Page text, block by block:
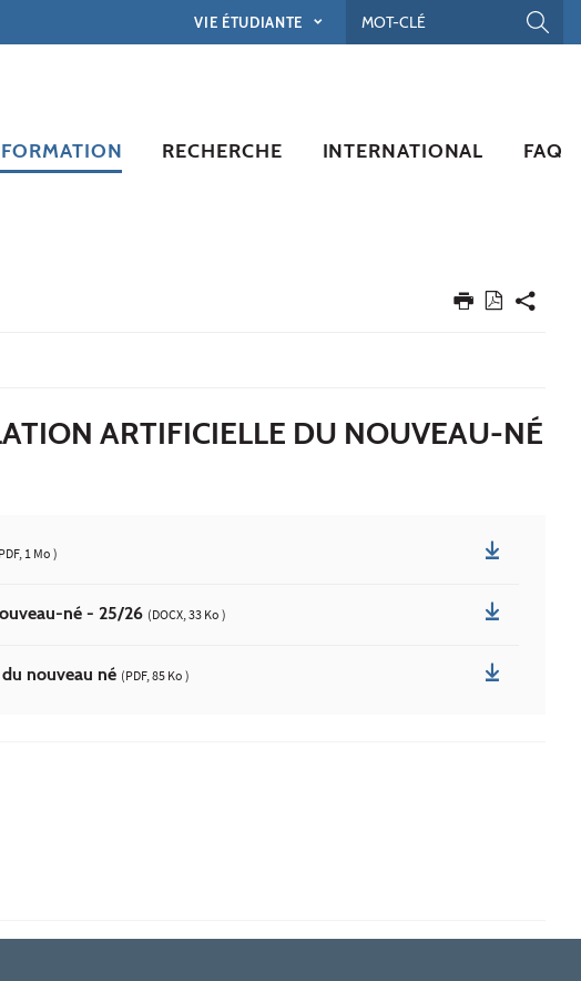
VIE ÉTUDIANTE
FORMATION RECHERCHE INTERNATIONAL FAQ
ARTIFICIELLE DU NOUVEAU-NÉ
1 Mo )
né - 25/26 (DOCX, 33 Ko )
nouveau né (PDF, 85 Ko )